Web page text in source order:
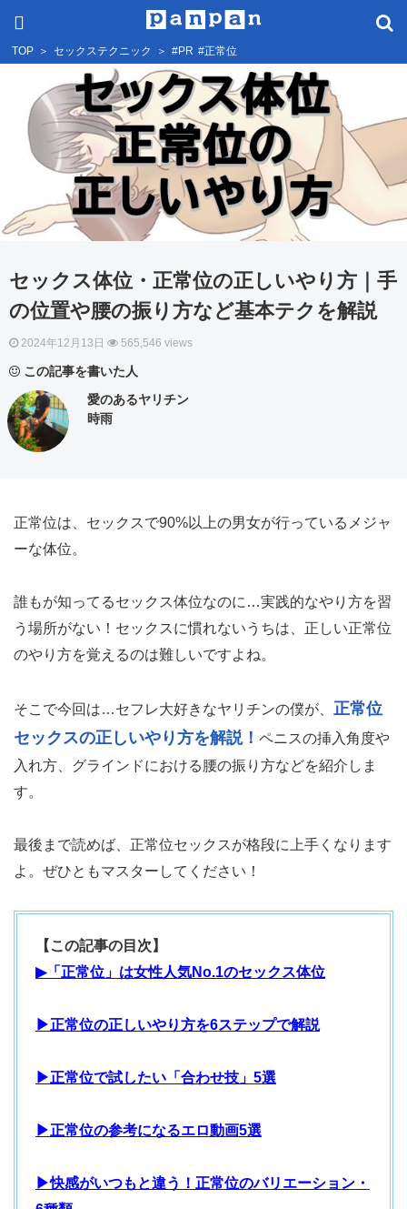
TOP ＞ セックステクニック ＞ #PR #正常位
セックス体位・正常位の正しいやり方｜手
の位置や腰の振り方など基本テクを解説
2024年12月13日 565,546 views
この記事を書いた人
愛のあるヤリチン
時雨
正常位は、セックスで90%以上の男女が行っているメジャ
ーな体位。
誰もが知ってるセックス体位なのに…実践的なやり方を習
う場所がない！セックスに慣れないうちは、正しい正常位
のやり方を覚えるのは難しいですよね。
そこで今回は…セフレ大好きなヤリチンの僕が、 正常位
セックスの正しいやり方を解説！ ペニスの挿入角度や
入れ方、グラインドにおける腰の振り方などを紹介しま
す。
最後まで読めば、正常位セックスが格段に上手くなります
よ。ぜひともマスターしてください！
【この記事の目次】
▶「正常位」は女性人気No.1のセックス体位
▶正常位の正しいやり方を6ステップで解説
▶正常位で試したい「合わせ技」5選
▶正常位の参考になるエロ動画5選
▶快感がいつもと違う！正常位のバリエーション・